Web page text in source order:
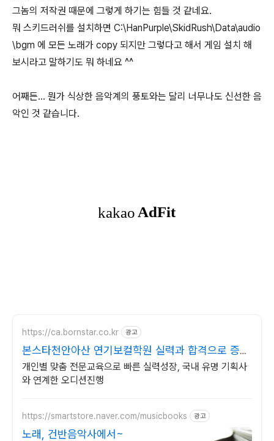
그놈의 저작권 때문에 그렇게 하기는 힘들 것 같네요.
뭐 스키드러쉬를 설치하면 C:\HanPurple\SkidRush\Data\audio
\bgm 에 모든 노래가 copy 되지만 그렇다고 해서 게임 설치 해
보시라고 말하기도 뭐 하네요 ^^
어째든... 뭔가 식상한 음악계의 풍토와는 달리 너무나도 신선한 음
악인 것 같습니다.
https://ca.bornstar.co.kr 광고
본스타천안아산 연기보컬학원 실력과 합격으로 증명
합니다!
개인별 맞춤 전문교육으로 빠른 실력성장, 국내 유명 기획사
와 연계한 오디션진행
https://smartstore.naver.com/musicbooks 광고
노래, 건반음악사에서~